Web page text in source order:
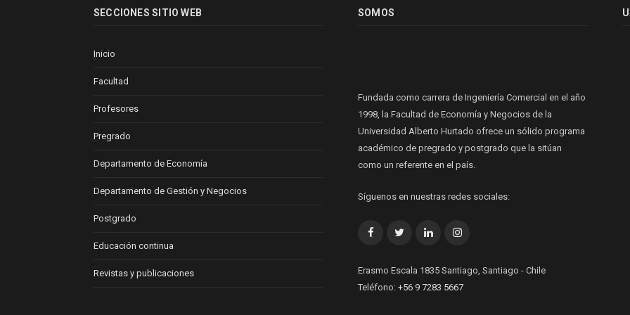
SECCIONES SITIO WEB
Inicio
Facultad
Profesores
Pregrado
Departamento de Economía
Departamento de Gestión y Negocios
Postgrado
Educación continua
Revistas y publicaciones
SOMOS
Fundada como carrera de Ingeniería Comercial en el año
1998, la Facultad de Economía y Negocios de la
Universidad Alberto Hurtado ofrece un sólido programa
académico de pregrado y postgrado que la sitúan
como un referente en el país.
Síguenos en nuestras redes sociales:
FacebookTwitterLinkedInInstagram
Erasmo Escala 1835 Santiago, Santiago - Chile
Teléfono: +56 9 7283 5667